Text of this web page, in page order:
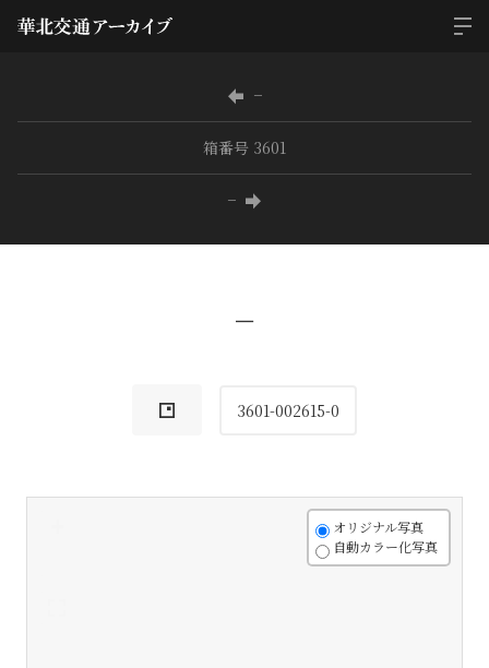
−
箱番号 3601
−
−
3601-002615-0
オリジナル写真
自動カラー化写真